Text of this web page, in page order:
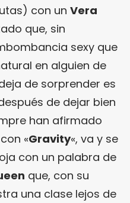
con un Vera
que, sin
sexy que
en alguien de
de sorprender es
de dejar bien
han afirmado
«Gravity«, va y se
con un palabra de
que, con su
una clase lejos de